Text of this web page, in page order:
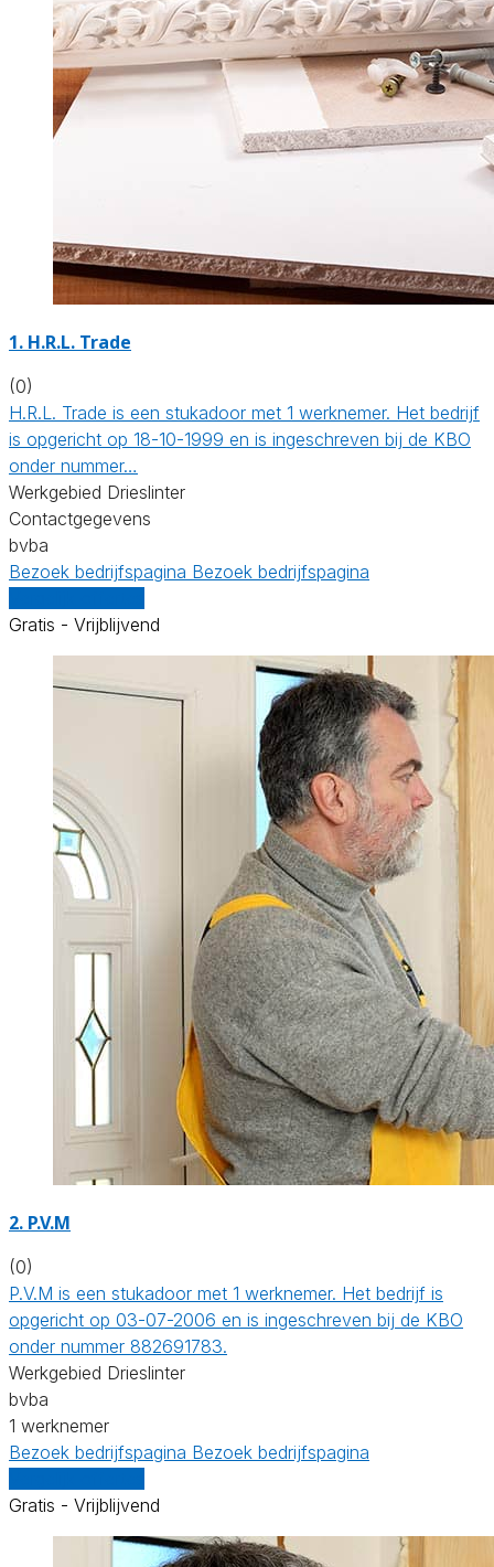
1. H.R.L. Trade
(0)
H.R.L. Trade is een stukadoor met 1 werknemer. Het bedrijf
is opgericht op 18-10-1999 en is ingeschreven bij de KBO
onder nummer…
Werkgebied Drieslinter
Contactgegevens
bvba
Bezoek bedrijfspagina Bezoek bedrijfspagina
Gratis - Vrijblijvend
2. P.V.M
(0)
P.V.M is een stukadoor met 1 werknemer. Het bedrijf is
opgericht op 03-07-2006 en is ingeschreven bij de KBO
onder nummer 882691783.
Werkgebied Drieslinter
bvba
1 werknemer
Bezoek bedrijfspagina Bezoek bedrijfspagina
Gratis - Vrijblijvend